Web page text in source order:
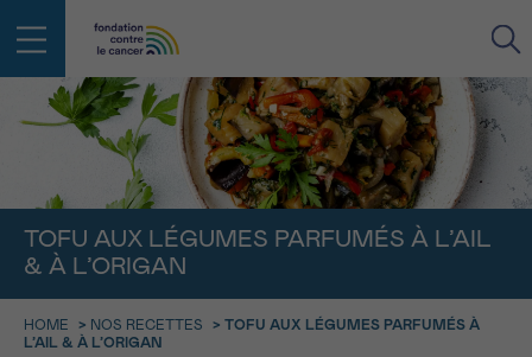
TOFU AUX LÉGUMES PARFUMÉS À L’AIL
& À L’ORIGAN
HOME > NOS RECETTES > TOFU AUX LÉGUMES PARFUMÉS À
L’AIL & À L’ORIGAN
E-MAIL
FACE AU CANCER VOUS N’ÊTES
PAS SEUL
Des professionnels pour répondre à toutes vos
questions sur le cancer
RETOUR